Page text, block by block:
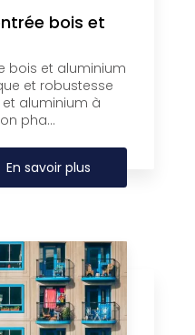
bois et
bois et aluminium
et robustesse
aluminium à
pha...
En savoir plus